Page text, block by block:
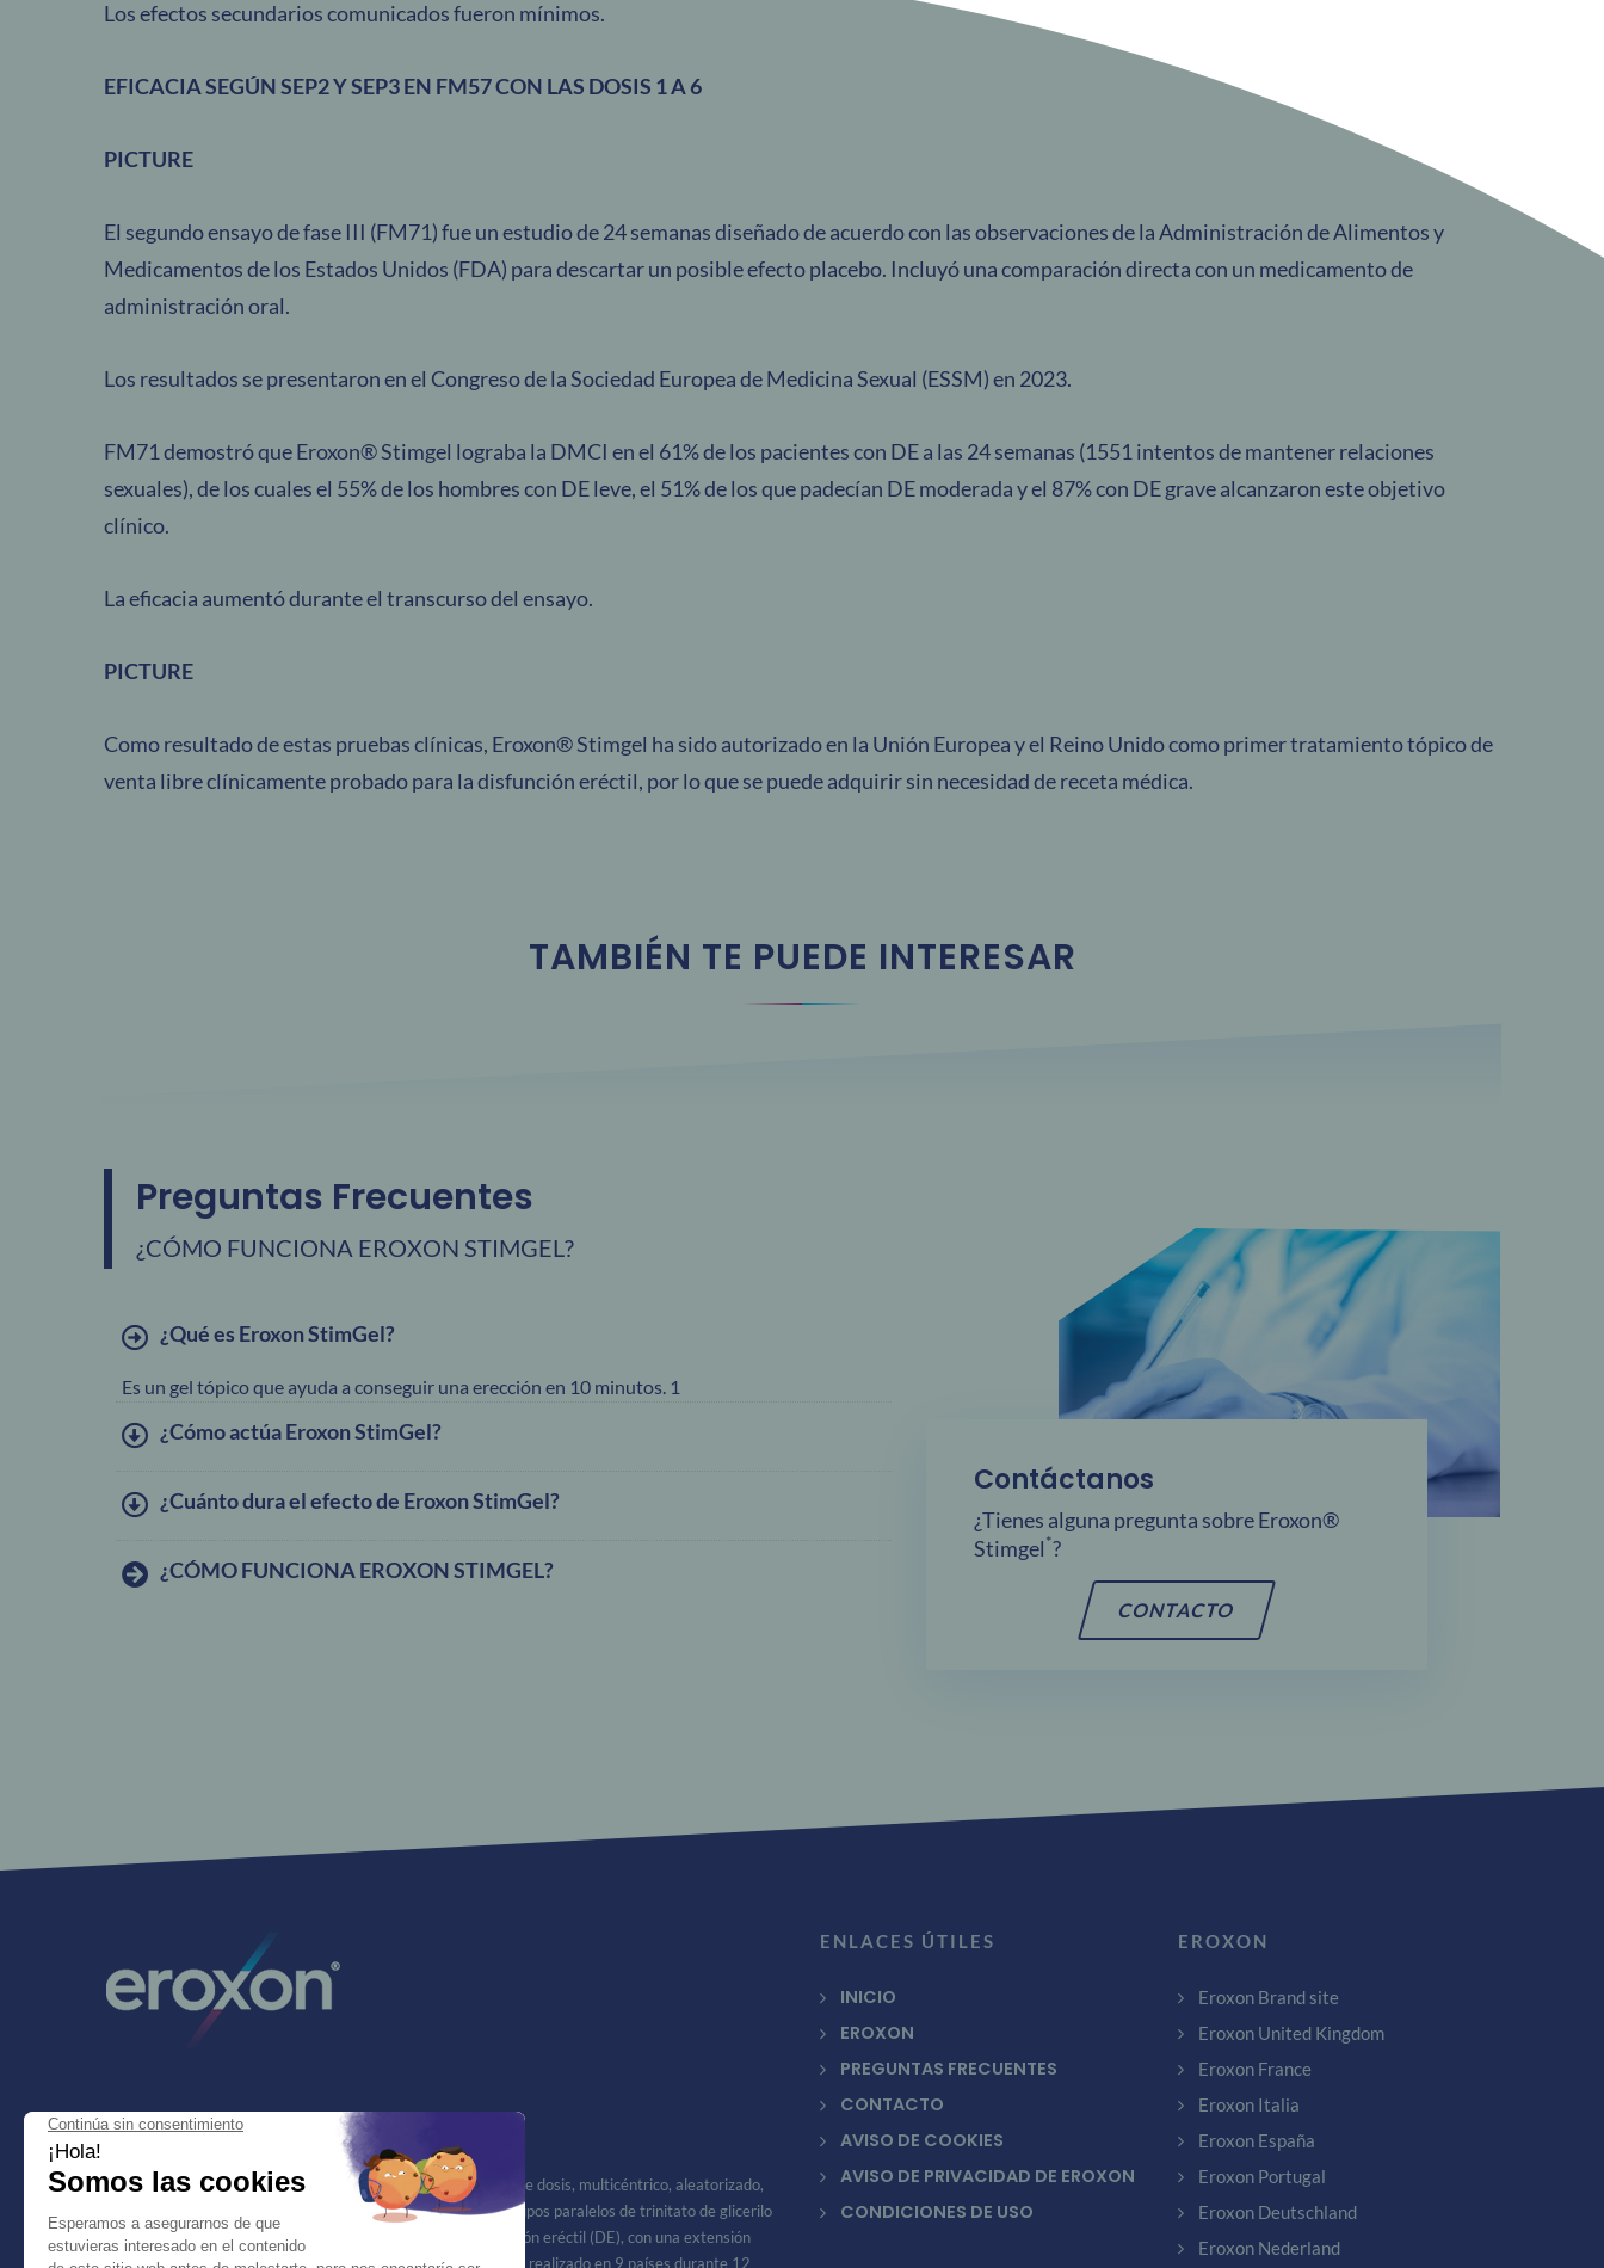
Los efectos secundarios comunicados fueron mínimos.
EFICACIA SEGÚN SEP2 Y SEP3 EN FM57 CON LAS DOSIS 1 A 6
PICTURE
El segundo ensayo de fase III (FM71) fue un estudio de 24 semanas diseñado de acuerdo con las observaciones de la Administración de Alimentos y
Medicamentos de los Estados Unidos (FDA) para descartar un posible efecto placebo. Incluyó una comparación directa con un medicamento de
administración oral.
Los resultados se presentaron en el Congreso de la Sociedad Europea de Medicina Sexual (ESSM) en 2023.
FM71 demostró que Eroxon® Stimgel lograba la DMCI en el 61% de los pacientes con DE a las 24 semanas (1551 intentos de mantener relaciones
sexuales), de los cuales el 55% de los hombres con DE leve, el 51% de los que padecían DE moderada y el 87% con DE grave alcanzaron este objetivo
clínico.
La eficacia aumentó durante el transcurso del ensayo.
PICTURE
Como resultado de estas pruebas clínicas, Eroxon® Stimgel ha sido autorizado en la Unión Europea y el Reino Unido como primer tratamiento tópico de
venta libre clínicamente probado para la disfunción eréctil, por lo que se puede adquirir sin necesidad de receta médica.
TAMBIÉN TE PUEDE INTERESAR
Preguntas Frecuentes
¿CÓMO FUNCIONA EROXON STIMGEL?
¿Qué es Eroxon StimGel?
Es un gel tópico que ayuda a conseguir una erección en 10 minutos. 1
¿Cómo actúa Eroxon StimGel?
¿Cuánto dura el efecto de Eroxon StimGel?
¿CÓMO FUNCIONA EROXON STIMGEL?
Contáctanos
¿Tienes alguna pregunta sobre Eroxon®
Stimgel*?
CONTACTO
Gel estimulante eréctil.
Gel estimulante eréctil. un ensayo clínico de fase 3, de rango de dosis, multicéntrico, aleatorizado,
doble ciego, controlado con placebo, de uso domiciliario, de grupos paralelos de trinitato de glicerilo
(GTN) aplicado tópicamente para el tratamiento de la disfunción eréctil (DE), con una extensión
abierta - Futura Medical Developments Ltd - Estudio de 2020 realizado en 9 países durante 12
ENLACES ÚTILES
INICIO
EROXON
PREGUNTAS FRECUENTES
CONTACTO
AVISO DE COOKIES
AVISO DE PRIVACIDAD DE EROXON
CONDICIONES DE USO
EROXON
Eroxon Brand site
Eroxon United Kingdom
Eroxon France
Eroxon Italia
Eroxon España
Eroxon Portugal
Eroxon Deutschland
Eroxon Nederland